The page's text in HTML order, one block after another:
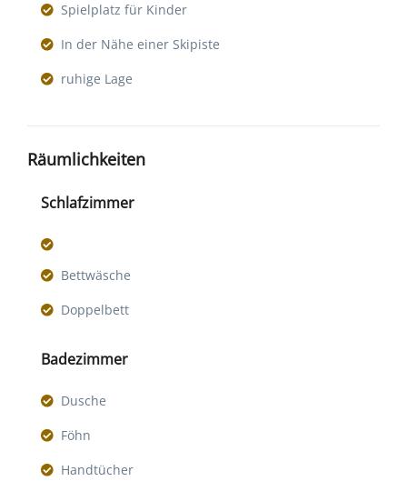
Spielplatz für Kinder
In der Nähe einer Skipiste
ruhige Lage
Räumlichkeiten
Schlafzimmer
Bettwäsche
Doppelbett
Badezimmer
Dusche
Föhn
Handtücher